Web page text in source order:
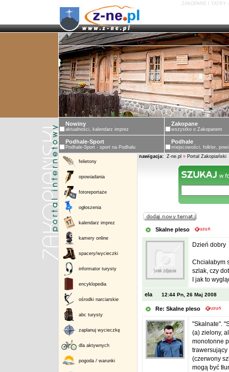
ZAKOPANE I TATRY
Nowiny
aktualności, kalendarz imprez
Zakopane
wszystko o Zakopanem
Podhale-Sport
Podhale-Sport - sport na Podhalu
Podhale
miejscowości, folklor,
felietony
opowiadania
fotoreportaże
ogłoszenia
kalendarz imprez
kamery online
spacery/wycieczki
informator turysty
encyklopedia
ośrodki narciarskie
abc turysty
zaplanuj wycieczkę
dla aktywnych
pogoda / warunki
nawigacja: Z-ne.pl » Portal Zakopiański
Skalne pleso
Dzień dobry
Chciałabym
szlak, czy
I jak to
ela 12:44 Pn, 26 Maj 2008
Re: Skalne pleso
"Skalnate".
(a) zielony,
monotonne
(czerwony
mogą być